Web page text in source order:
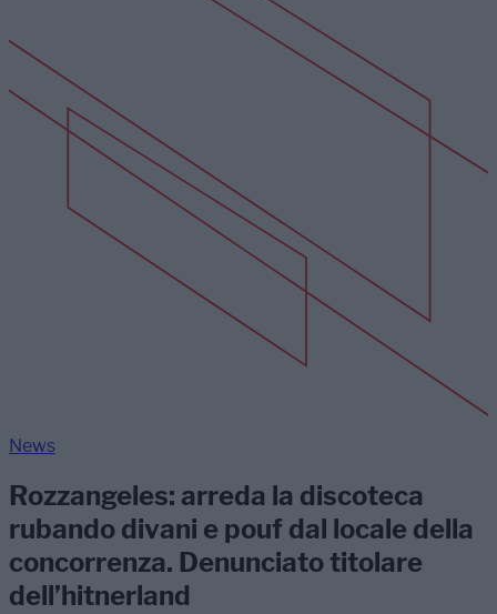
News
Rozzangeles: arreda la discoteca
rubando divani e pouf dal locale della
concorrenza. Denunciato titolare
dell’hitnerland